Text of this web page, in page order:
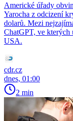
Americké úřady
Yarocha z odcizení
dolarů. Mezi
ChatGPT, ve kterých
USA.
cdr.cz
dnes, 01:00
2 min